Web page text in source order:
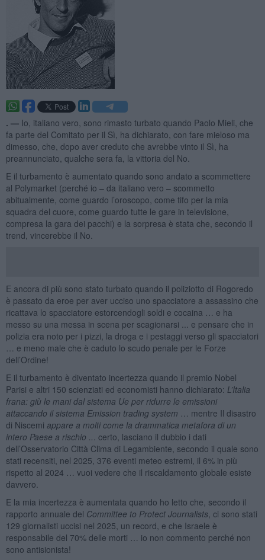
. — Io, italiano vero, sono rimasto turbato quando Paolo Mieli, che
fa parte del Comitato per il Sì, ha dichiarato, con fare mieloso ma
dimesso, che, dopo aver creduto che avrebbe vinto il Sì, ha
preannunciato, qualche sera fa, la vittoria del No.
E il turbamento è aumentato quando sono andato a scommettere
al Polymarket (perché io – da italiano vero – scommetto
abitualmente, come guardo l’oroscopo, come tifo per la mia
squadra del cuore, come guardo tutte le gare in televisione,
compresa la gara dei pacchi) e la sorpresa è stata che, secondo il
trend, vincerebbe il No.
E ancora di più sono stato turbato quando il poliziotto di Rogoredo
è passato da eroe per aver ucciso uno spacciatore a assassino che
ricattava lo spacciatore estorcendogli soldi e cocaina … e ha
messo su una messa in scena per scagionarsi ... e pensare che in
polizia era noto per i pizzi, la droga e i pestaggi verso gli spacciatori
… e meno male che è caduto lo scudo penale per le Forze
dell’Ordine!
E il turbamento è diventato incertezza quando il premio Nobel
Parisi e altri 150 scienziati ed economisti hanno dichiarato: L’Italia
frana: giù le mani dal sistema Ue per ridurre le emissioni
attaccando il sistema Emission trading system … mentre Il disastro
di Niscemi appare a molti come la drammatica metafora di un
intero Paese a rischio ..
. certo, lasciano il dubbio i dati
dell’Osservatorio Città Clima di Legambiente, secondo il quale sono
stati recensiti, nel 2025, 376 eventi meteo estremi, il 6% in più
rispetto al 2024 … vuoi vedere che il riscaldamento globale esiste
davvero.
E la mia incertezza è aumentata quando ho letto che, secondo il
rapporto annuale del Committee to Protect Journalists, ci sono stati
129 giornalisti uccisi nel 2025, un record, e che Israele è
responsabile del 70% delle morti … io non commento perché non
sono antisionista!